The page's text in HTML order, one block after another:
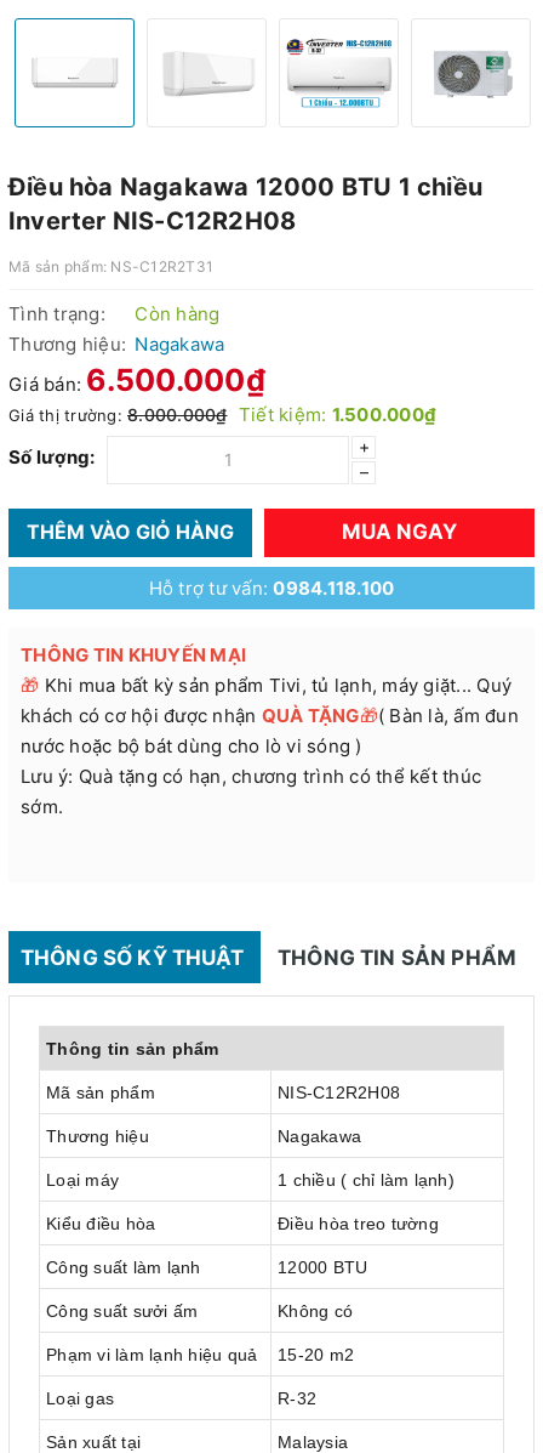
Điều hòa Nagakawa 12000 BTU 1 chiều
Inverter NIS-C12R2H08
Mã sản phẩm: NS-C12R2T31
Tình trạng:
Còn hàng
Thương hiệu: Nagakawa
Giá bán: 6.500.000₫
Giá thị trường: 8.000.000₫ Tiết kiệm: 1.500.000₫
Số lượng:
+
–
THÊM VÀO GIỎ HÀNG MUA NGAY
Hỗ trợ tư vấn:0984.118.100
THÔNG TIN KHUYẾN MẠI
🎁 Khi mua bất kỳ sản phẩm Tivi, tủ lạnh, máy giặt... Quý
khách có cơ hội được nhận QUÀ TẶNG🎁( Bàn là, ấm đun
nước hoặc bộ bát dùng cho lò vi sóng )
Lưu ý: Quà tặng có hạn, chương trình có thể kết thúc
sớm.
THÔNG SỐ KỸ THUẬT THÔNG TIN SẢN PHẨM
Thông tin sản phẩm
Mã sản phẩm NIS-C12R2H08
Thương hiệu Nagakawa
Loại máy 1 chiều ( chỉ làm lạnh)
Kiểu điều hòa Điều hòa treo tường
Công suất làm lạnh 12000 BTU
Công suất sưởi ấm Không có
Phạm vi làm lạnh hiệu quả 15-20 m2
Loại gas R-32
Sản xuất tại Malaysia